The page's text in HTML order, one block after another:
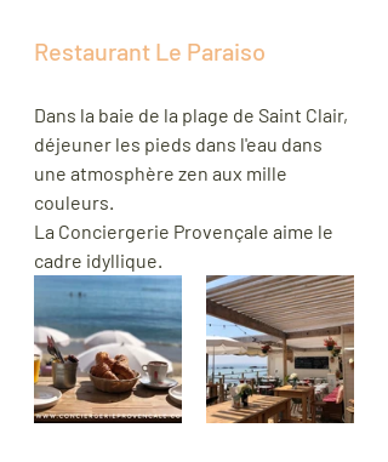
Restaurant Le Paraiso
Dans la baie de la plage de Saint Clair,
déjeuner les pieds dans l'eau dans
une atmosphère zen aux mille
couleurs.
La Conciergerie Provençale aime le
cadre idyllique.